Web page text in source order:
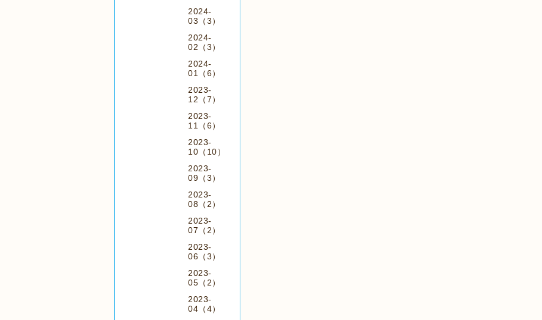
2024-
03（3）
2024-
02（3）
2024-
01（6）
2023-
12（7）
2023-
11（6）
2023-
10（10）
2023-
09（3）
2023-
08（2）
2023-
07（2）
2023-
06（3）
2023-
05（2）
2023-
04（4）